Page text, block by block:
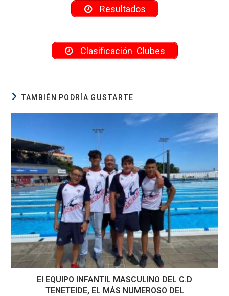
Resultados
Clasificación Clubes
TAMBIÉN PODRÍA GUSTARTE
El EQUIPO INFANTIL MASCULINO DEL C.D
TENETEIDE, EL MÁS NUMEROSO DEL